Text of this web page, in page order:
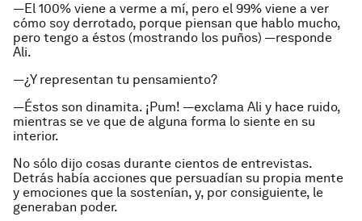
—El 100% viene a verme a mí, pero el 99% viene a ver
cómo soy derrotado, porque piensan que hablo mucho,
pero tengo a éstos (mostrando los puños) —responde
Ali.
—¿Y representan tu pensamiento?
—Éstos son dinamita. ¡Pum! —exclama Ali y hace ruido,
mientras se ve que de alguna forma lo siente en su
interior.
No sólo dijo cosas durante cientos de entrevistas.
Detrás había acciones que persuadían su propia mente
y emociones que la sostenían, y, por consiguiente, le
generaban poder.